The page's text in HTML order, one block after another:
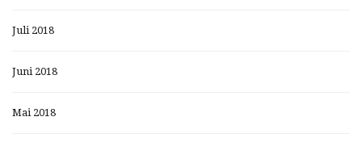
Juli 2018
Juni 2018
Mai 2018